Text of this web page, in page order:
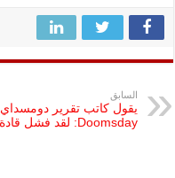
السابق
يقول كاتب تقرير دومسداي
Doomsday: لقد فشل قادة الأرض